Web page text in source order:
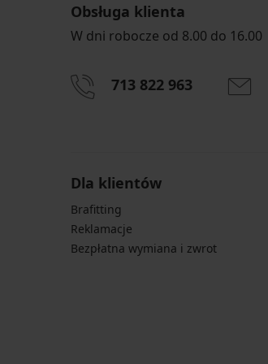
-20 % BRA20
Przylepne
piankowe
wkładki
zł
zł
kod
BRA20
-20 % BRA20
Trójkątne
piankowe
wkładki
kod
Obsługa klienta
W dni robocze od 8.00 do 16.00
713 822 963
Dla klientów
Brafitting
Reklamacje
Bezpłatna wymiana i zwrot